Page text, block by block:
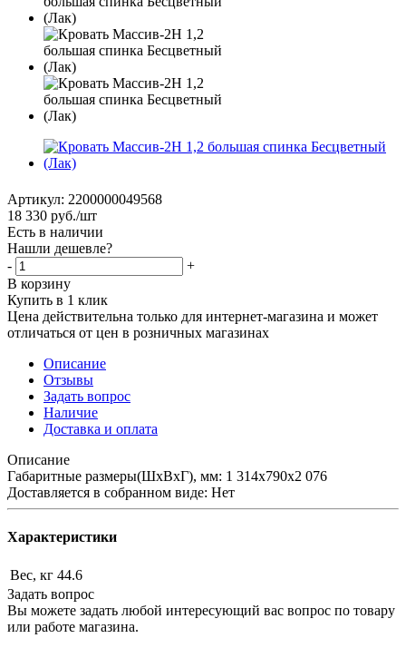
Артикул: 2200000049568
18 330 руб./шт
Есть в наличии
Нашли дешевле?
-
+
В корзину
Купить в 1 клик
Цена действительна только для интернет-магазина и может
отличаться от цен в розничных магазинах
Описание
Отзывы
Задать вопрос
Наличие
Доставка и оплата
Описание
Габаритные размеры(ШхВхГ), мм: 1 314х790х2 076
Доставляется в собранном виде: Нет
Характеристики
Вес, кг 44.6
Задать вопрос
Вы можете задать любой интересующий вас вопрос по товару
или работе магазина.